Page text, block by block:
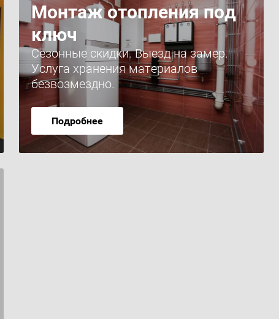
Монтаж отопления под
ключ
Сезонные скидки. Выезд на замер.
Услуга хранения материалов
безвозмездно.
Подробнее